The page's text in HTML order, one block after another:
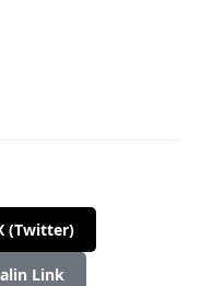
(Twitter)
Link